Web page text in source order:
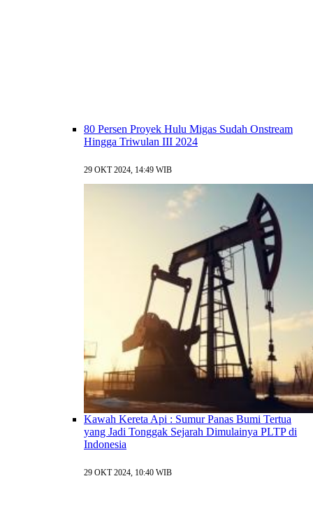
80 Persen Proyek Hulu Migas Sudah Onstream
Hingga Triwulan III 2024
29 OKT 2024, 14:49 WIB
Kawah Kereta Api : Sumur Panas Bumi Tertua
yang Jadi Tonggak Sejarah Dimulainya PLTP di
Indonesia
29 OKT 2024, 10:40 WIB